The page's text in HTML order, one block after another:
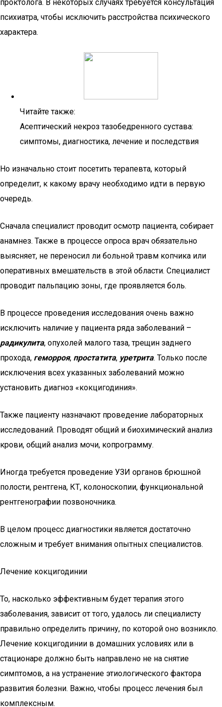
проктолога. В некоторых случаях требуется консультация
психиатра, чтобы исключить расстройства психического
характера.
Читайте также:
Асептический некроз тазобедренного сустава:
симптомы, диагностика, лечение и последствия
Но изначально стоит посетить терапевта, который
определит, к какому врачу необходимо идти в первую
очередь.
Сначала специалист проводит осмотр пациента, собирает
анамнез. Также в процессе опроса врач обязательно
выясняет, не переносил ли больной травм копчика или
оперативных вмешательств в этой области. Специалист
проводит пальпацию зоны, где проявляется боль.
В процессе проведения исследования очень важно
исключить наличие у пациента ряда заболеваний –
радикулита, опухолей малого таза, трещин заднего
прохода, геморроя, простатита, уретрита. Только после
исключения всех указанных заболеваний можно
установить диагноз «кокцигодиния».
Также пациенту назначают проведение лабораторных
исследований. Проводят общий и биохимический анализ
крови, общий анализ мочи, копрограмму.
Иногда требуется проведение УЗИ органов брюшной
полости, рентгена, КТ, колоноскопии, функциональной
рентгенографии позвоночника.
В целом процесс диагностики является достаточно
сложным и требует внимания опытных специалистов.
Лечение кокцигодинии
То, насколько эффективным будет терапия этого
заболевания, зависит от того, удалось ли специалисту
правильно определить причину, по которой оно возникло.
Лечение кокцигодинии в домашних условиях или в
стационаре должно быть направлено не на снятие
симптомов, а на устранение этиологического фактора
развития болезни. Важно, чтобы процесс лечения был
комплексным.